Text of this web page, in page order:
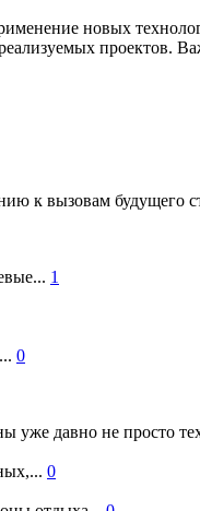
новых
проектов.
к вызовам будущего
1
0
уже давно не просто
0